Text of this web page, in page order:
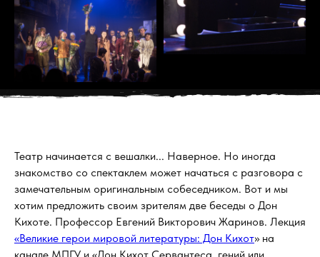
Театр начинается с вешалки... Наверное. Но иногда
знакомство со спектаклем может начаться с разговора с
замечательным оригинальным собеседником. Вот и мы
хотим предложить своим зрителям две беседы о Дон
Кихоте. Профессор Евгений Викторович Жаринов. Лекция
«Великие герои мировой литературы: Дон Кихот» на
канале МПГУ и «Дон Кихот Сервантеса, гений или